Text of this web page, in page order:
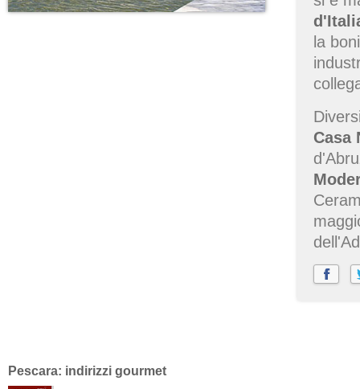
la
Casa
Pescara: indirizzi gourmet